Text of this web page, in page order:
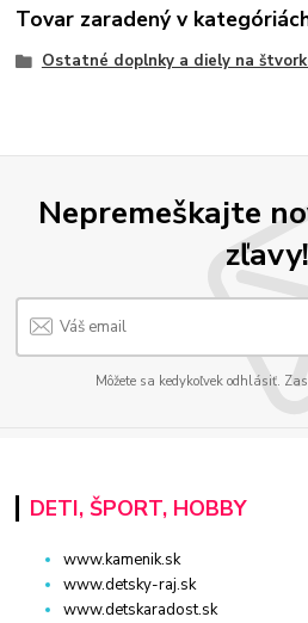
Tovar zaradený v
Ostatné doplnky a diely na
Nepremeškajte
zľavy!
Môžete sa kedykoľvek odhlásiť.
DETI, ŠPORT, HOBBY
www.kamenik.sk
www.detsky-raj.sk
www.detskaradost.sk